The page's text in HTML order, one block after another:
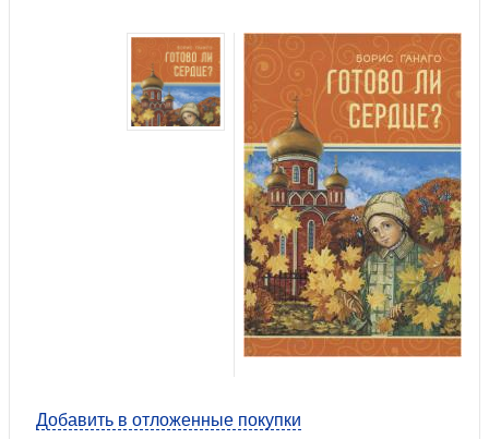
Добавить в отложенные покупки